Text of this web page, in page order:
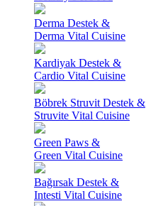
Derma Destek &
Derma Vital Cuisine
Kardiyak Destek &
Cardio Vital Cuisine
Böbrek Struvit Destek &
Struvite Vital Cuisine
Green Paws &
Green Vital Cuisine
Bağırsak Destek &
Intesti Vital Cuisine